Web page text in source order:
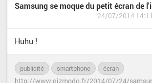
Samsung se moque du petit écran de
24/07/2014
Huhu !
publicité smartphone écran